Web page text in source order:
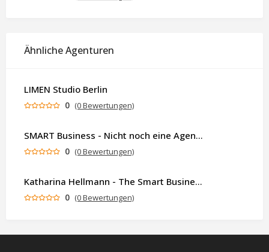
Ähnliche Agenturen
LIMEN Studio Berlin
0 (0 Bewertungen)
SMART Business - Nicht noch eine Agentur. Sondern ein Partner, der dein Business als Ganzes denkt.
0 (0 Bewertungen)
Katharina Hellmann - The Smart Business Coach
0 (0 Bewertungen)